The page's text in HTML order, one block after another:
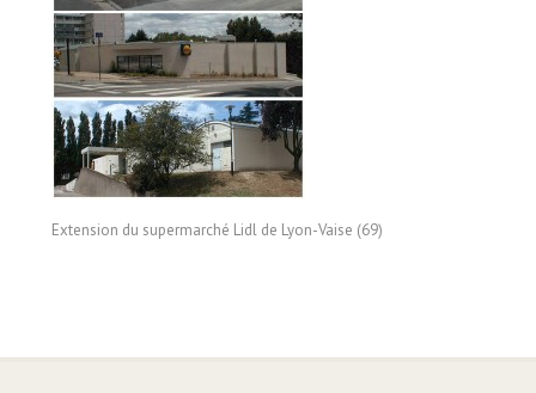
Extension du supermarché Lidl de Lyon-Vaise (69)